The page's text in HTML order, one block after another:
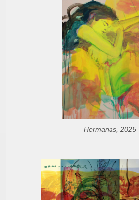
Hermanas, 2025